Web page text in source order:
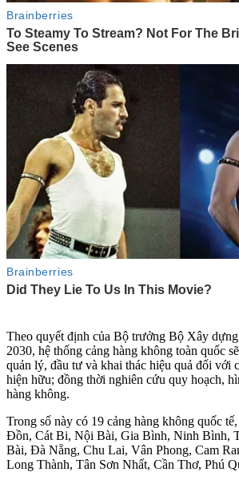
Theo quyết định của Bộ trưởng Bộ Xây
2030, hệ thống cảng hàng không toàn quốc
quản lý, đầu tư và khai thác hiệu quả đối với
hiện hữu; đồng thời nghiên cứu quy hoạch,
hàng không.
Trong số này có 19 cảng hàng không quốc
Đồn, Cát Bi, Nội Bài, Gia Bình, Ninh Bình,
Bài, Đà Nẵng, Chu Lai, Vân Phong, Cam
Long Thành, Tân Sơn Nhất, Cần Thơ, Phú